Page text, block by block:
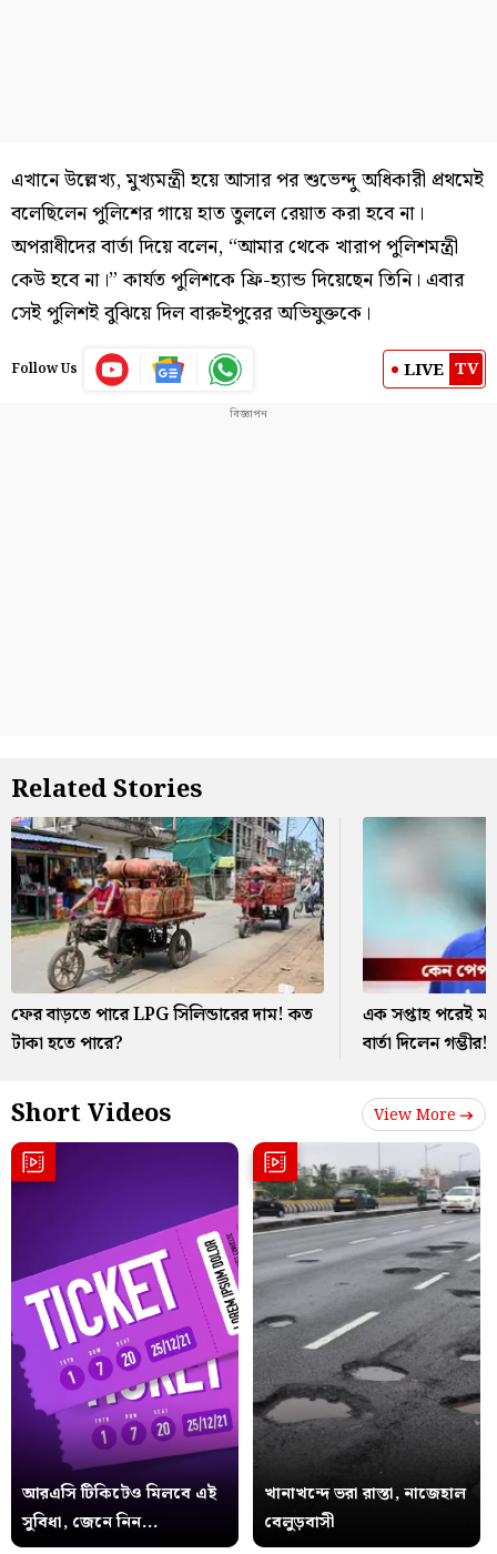
এখানে উল্লেখ্য, মুখ্যমন্ত্রী হয়ে আসার পর শুভেন্দু অধিকারী প্রথমেই
বলেছিলেন পুলিশের গায়ে হাত তুললে রেয়াত করা হবে না।
অপরাধীদের বার্তা দিয়ে বলেন, “আমার থেকে খারাপ পুলিশমন্ত্রী
কেউ হবে না।” কার্যত পুলিশকে ফ্রি-হ্যান্ড দিয়েছেন তিনি। এবার
সেই পুলিশই বুঝিয়ে দিল বারুইপুরের অভিযুক্তকে।
Follow Us LIVE TV
Related Stories
ফের বাড়তে পারে LPG সিলিন্ডারের দাম! কত
টাকা হতে পারে?
এক সপ্তাহ পরেই
বার্তা দিলেন গম্ভীর!
Short Videos View More
আরএসি টিকিটেও মিলবে এই
সুবিধা, জেনে নিন...
খানাখন্দে ভরা রাস্তা, নাজেহাল
বেলুড়বাসী